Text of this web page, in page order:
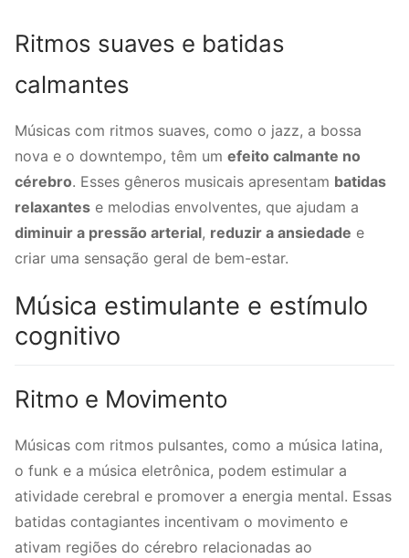
Ritmos suaves e batidas
calmantes
Músicas com ritmos suaves, como o jazz, a bossa
nova e o downtempo, têm um efeito calmante no
cérebro. Esses gêneros musicais apresentam batidas
relaxantes e melodias envolventes, que ajudam a
diminuir a pressão arterial, reduzir a ansiedade e
criar uma sensação geral de bem-estar.
Música estimulante e estímulo
cognitivo
Ritmo e Movimento
Músicas com ritmos pulsantes, como a música latina,
o funk e a música eletrônica, podem estimular a
atividade cerebral e promover a energia mental. Essas
batidas contagiantes incentivam o movimento e
ativam regiões do cérebro relacionadas ao